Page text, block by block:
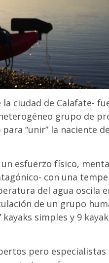
ciudad de Calafate-
grupo de
“unir” la naciente
esfuerzo físico,
con una
del agua oscila
de un grupo
simples y 9
pero